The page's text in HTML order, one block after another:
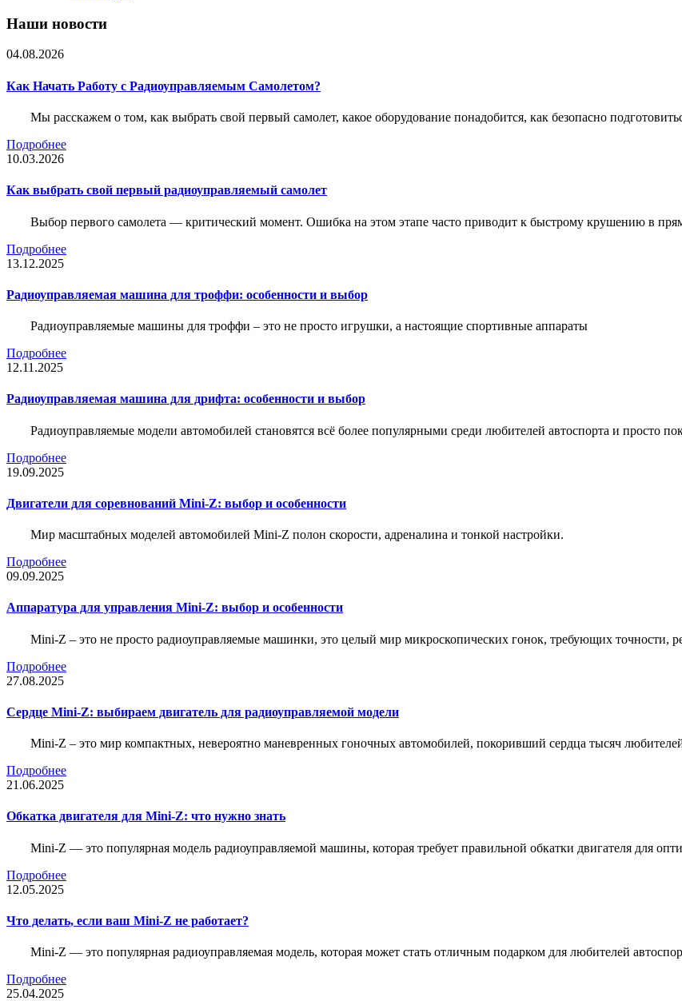
Наши новости
04.08.2026
Как Начать Работу с Радиоуправляемым Самолетом?
Мы расскажем о том, как выбрать свой первый самолет, какое оборудование понадобится, как безопасно
Подробнее
10.03.2026
Как выбрать свой первый радиоуправляемый самолет
Выбор первого самолета — критический момент. Ошибка на этом этапе часто приводит к быстрому крушению в
Подробнее
13.12.2025
Радиоуправляемая машина для троффи: особенности и выбор
Радиоуправляемые машины для троффи – это не просто игрушки, а настоящие спортивные аппараты
Подробнее
12.11.2025
Радиоуправляемая машина для дрифта: особенности и выбор
Радиоуправляемые модели автомобилей становятся всё более популярными среди любителей автоспорта и просто
Подробнее
19.09.2025
Двигатели для соревнований Mini-Z: выбор и особенности
Мир масштабных моделей автомобилей Mini-Z полон скорости, адреналина и тонкой настройки.
Подробнее
09.09.2025
Аппаратура для управления Mini-Z: выбор и особенности
Mini-Z – это не просто радиоуправляемые машинки, это целый мир микроскопических гонок, требующих точности,
Подробнее
27.08.2025
Сердце Mini-Z: выбираем двигатель для радиоуправляемой модели
Mini-Z – это мир компактных, невероятно маневренных гоночных автомобилей, покоривший сердца тысяч
Подробнее
21.06.2025
Обкатка двигателя для Mini-Z: что нужно знать
Mini-Z — это популярная модель радиоуправляемой машины, которая требует правильной обкатки двигателя для
Подробнее
12.05.2025
Что делать, если ваш Mini-Z не работает?
Mini-Z — это популярная радиоуправляемая модель, которая может стать отличным подарком для любителей
Подробнее
25.04.2025